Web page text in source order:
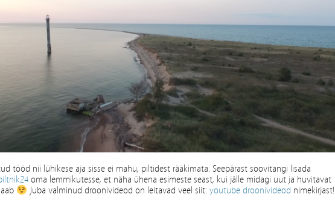
tööd nii lühikese aja sisse ei mahu, piltidest rääkimata. Seepärast soovitangi lisada
oma lemmikutesse, et näha ühena esimeste seast, kui jälle midagi uut ja huvitavat
Juba valminud droonivideod on leitavad veel siit:youtube droonivideod nimekirjast!